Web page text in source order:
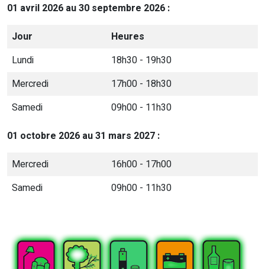
01 avril 2026 au 30 septembre 2026 :
Jour
Heures
Lundi
18h30 - 19h30
Mercredi
17h00 - 18h30
Samedi
09h00 - 11h30
01 octobre 2026 au 31 mars 2027 :
Mercredi
16h00 - 17h00
Samedi
09h00 - 11h30